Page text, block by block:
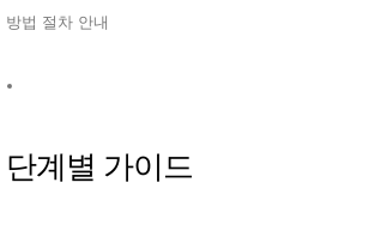
법 절차 안내
계별 가이드